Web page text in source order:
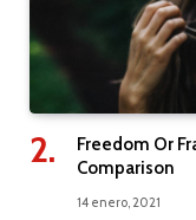
Freedom Or
Comparison
14 enero, 2021